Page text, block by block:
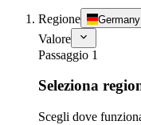
Regione Germany
Valore
Passaggio 1
Seleziona
Scegli dove